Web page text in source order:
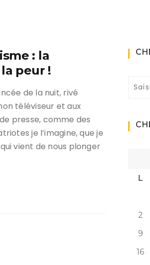
: la
peur !
de la nuit, rivé
téléviseur et aux
presse, comme des
je l’imagine, que je
vient de nous plonger
L
2
9
16